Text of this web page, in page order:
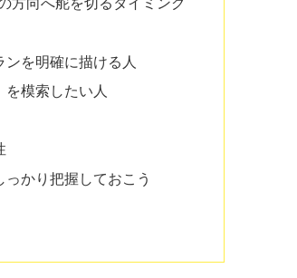
を明確に描ける人
模索したい人
かり把握しておこう